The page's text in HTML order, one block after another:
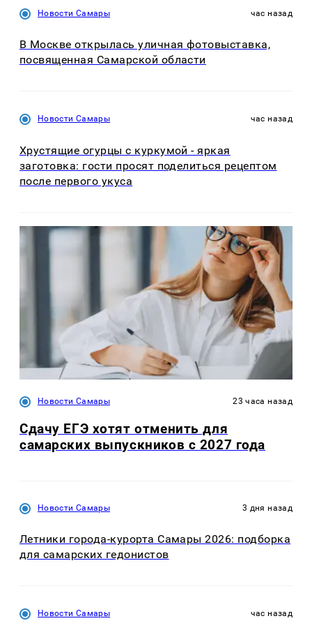
Новости Самары час назад
В Москве открылась уличная фотовыставка,
посвященная Самарской области
Новости Самары час назад
Хрустящие огурцы с куркумой - яркая
заготовка: гости просят поделиться рецептом
после первого укуса
Новости Самары 23 часа назад
Сдачу ЕГЭ хотят отменить для
самарских выпускников с 2027 года
Новости Самары 3 дня назад
Летники города-курорта Самары 2026: подборка
для самарских гедонистов
Новости Самары час назад